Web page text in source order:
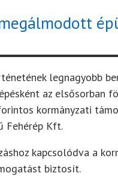
legnagyobb
az elsősorban
kormányzati
Fehérép Kft.
kapcsolódva a
biztosít.